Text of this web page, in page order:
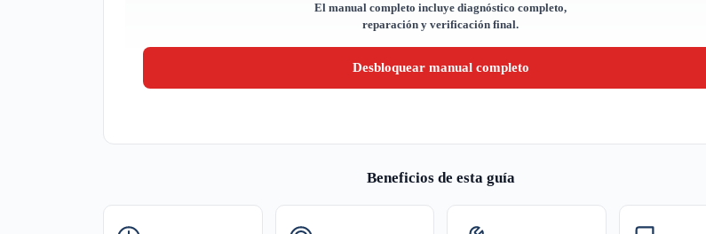
El manual completo incluye diagnóstico completo,
reparación y verificación final.
Desbloquear manual completo
Beneficios de esta guía